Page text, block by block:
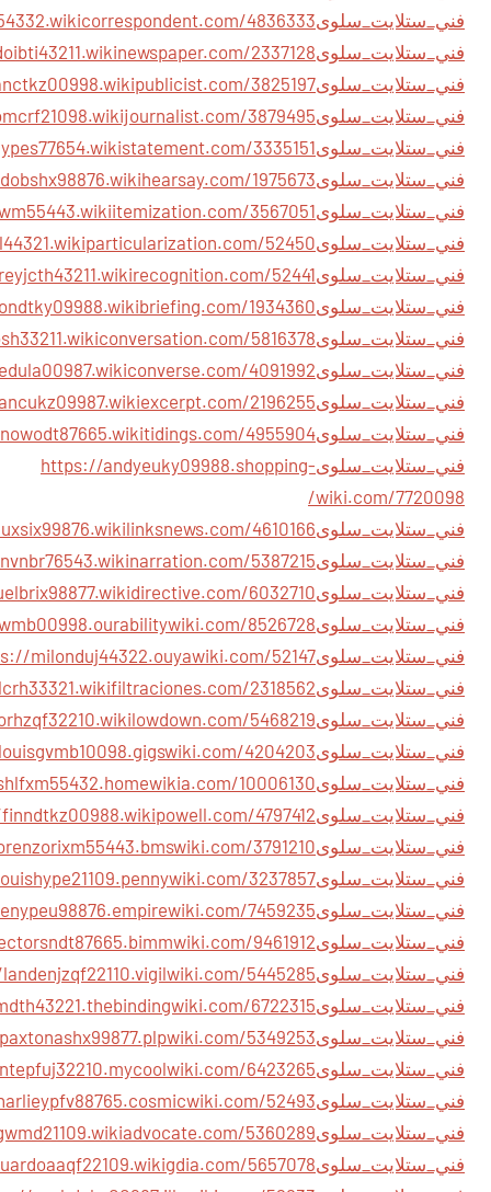
فني_ستلايت_سلوى
فني_ستلايت_سلوى
فني_ستلايت_سلوى
فني_ستلايت_سلوى
فني_ستلايت_سلوى
فني_ستلايت_سلوى
فني_ستلايت_سلوى
فني_ستلايت_سلوى
فني_ستلايت_سلوى
فني_ستلايت_سلوى
فني_ستلايت_سلوى
فني_ستلايت_سلوى
فني_ستلايت_سلوى
فني_ستلايت_سلوى
فني_ستلايت_سلوىhttps://andyeuky09988.shopping-
wiki.com/7720098/
فني_ستلايت_سلوى
فني_ستلايت_سلوى
فني_ستلايت_سلوى
فني_ستلايت_سلوى
فني_ستلايت_سلوى
فني_ستلايت_سلوى
فني_ستلايت_سلوى
فني_ستلايت_سلوى
فني_ستلايت_سلوى
فني_ستلايت_سلوى
فني_ستلايت_سلوى
فني_ستلايت_سلوى
فني_ستلايت_سلوى
فني_ستلايت_سلوى
فني_ستلايت_سلوى
فني_ستلايت_سلوى
فني_ستلايت_سلوى
فني_ستلايت_سلوى
فني_ستلايت_سلوى
فني_ستلايت_سلوى
فني_ستلايت_سلوى